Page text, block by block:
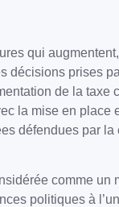
qui
décisions prises
de la taxe
la mise en place
défendues par la
comme un
politiques à